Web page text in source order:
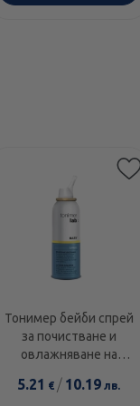
Тонимер бейби спрей
за почистване и
овлажняване на
5.21 € / 10.19 лв.